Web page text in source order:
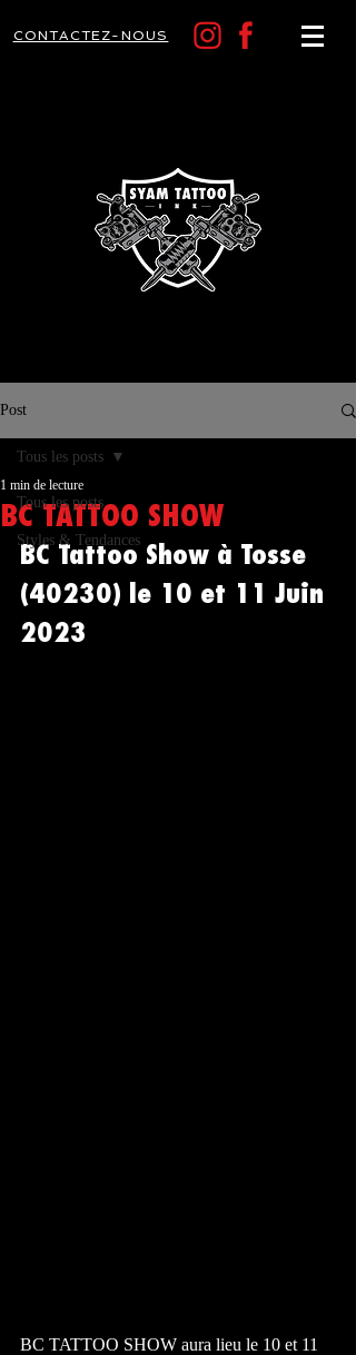
CONTACTEZ-NOUS
Post
Tous les posts
Styles & Tendances
Tous les posts
BC TATTOO SHOW
1 min de lecture
BC Tattoo Show à Tosse
(40230) le 10 et 11 Juin
2023
BC TATTOO SHOW aura lieu le 10 et 11